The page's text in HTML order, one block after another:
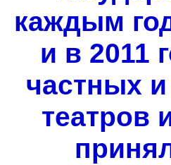
каждым
и в 2011
частных и
театров